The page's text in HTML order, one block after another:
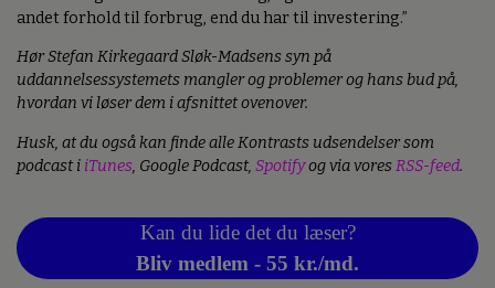
andet forhold til forbrug, end du har til investering.”
Hør Stefan Kirkegaard Sløk-Madsens syn på
uddannelsessystemets mangler og problemer og hans bud på,
hvordan vi løser dem i afsnittet ovenover.
Husk, at du også kan finde alle Kontrasts udsendelser som
podcast i iTunes, Google Podcast, Spotifyog via voresRSS-feed.
Kan du lide det du læser?
Bliv medlem - 55 kr./md.